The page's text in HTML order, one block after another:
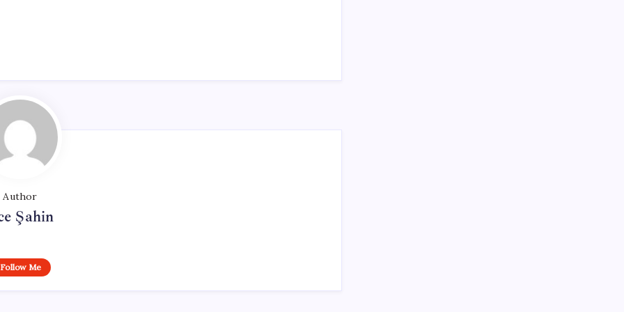
Author
Şahin
Follow Me